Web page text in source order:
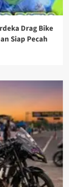
Drag Bike
Siap Pecah